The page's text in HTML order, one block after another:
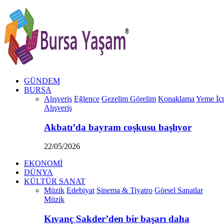
GÜNDEM
BURSA
Alışveriş Eğlence Gezelim Görelim Konaklama Yeme
Alışveriş
Akbatı’da bayram coşkusu başlıyor
22/05/2026
EKONOMİ
DÜNYA
KÜLTÜR SANAT
Müzik Edebiyat Sinema & Tiyatro Görsel Sanatlar
Müzik
Kıvanç Sakder’den bir başarı daha